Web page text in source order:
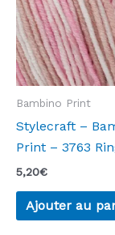
Bambino Print
Stylecraft –
Print – 3763
5,20€
Ajouter au